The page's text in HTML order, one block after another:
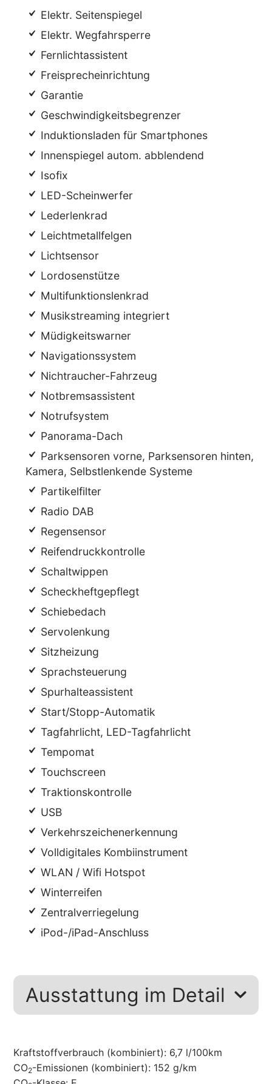
Elektr. Seitenspiegel
Elektr. Wegfahrsperre
Fernlichtassistent
Freisprecheinrichtung
Garantie
Geschwindigkeitsbegrenzer
Induktionsladen für Smartphones
Innenspiegel autom. abblendend
Isofix
LED-Scheinwerfer
Lederlenkrad
Leichtmetallfelgen
Lichtsensor
Lordosenstütze
Multifunktionslenkrad
Musikstreaming integriert
Müdigkeitswarner
Navigationssystem
Nichtraucher-Fahrzeug
Notbremsassistent
Notrufsystem
Panorama-Dach
Parksensoren vorne, Parksensoren hinten,
Kamera, Selbstlenkende Systeme
Partikelfilter
Radio DAB
Regensensor
Reifendruckkontrolle
Schaltwippen
Scheckheftgepflegt
Schiebedach
Servolenkung
Sitzheizung
Sprachsteuerung
Spurhalteassistent
Start/Stopp-Automatik
Tagfahrlicht, LED-Tagfahrlicht
Tempomat
Touchscreen
Traktionskontrolle
USB
Verkehrszeichenerkennung
Volldigitales Kombiinstrument
WLAN / Wifi Hotspot
Winterreifen
Zentralverriegelung
iPod-/iPad-Anschluss
Ausstattung im Detail
Kraftstoffverbrauch (kombiniert): 6,7 l/100km
CO2-Emissionen (kombiniert): 152 g/km